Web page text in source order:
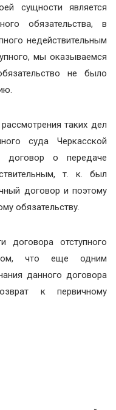
сущности является
обязательства, в
недействительным
мы оказываемся
не было
таких дел
суда Черкасской
о передаче
т. к. был
договор и поэтому
обязательству.
договора отступного
что еще одним
данного договора
к первичному